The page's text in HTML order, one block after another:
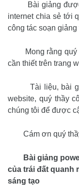
Bài giảng
internet chia sẻ tới
công tác soạn giảng
Mong rằng
cần thiết trên trang
Tài liệu, bài
website, quý thầy
chúng tôi để được
Cám ơn quý
Bài giảng
của trái đất quanh
sáng tạo